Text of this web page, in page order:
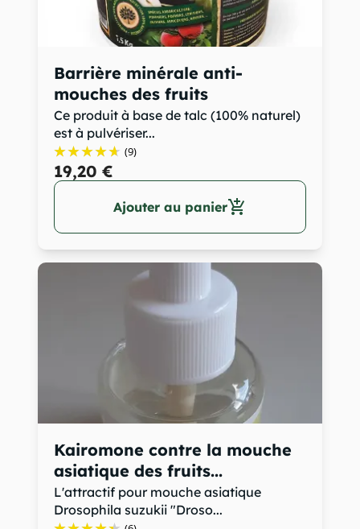
Barrière minérale anti-
mouches des fruits
Ce produit à base de talc (100% naturel)
est à pulvériser...
(9)
19,20 €
Ajouter au panieradd_shopping_cart
Kairomone contre la mouche
asiatique des fruits...
L'attractif pour mouche asiatique
Drosophila suzukii "Droso...